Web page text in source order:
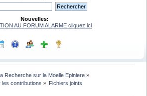
Nouvelles:
AU FORUM ALARME cliquez ici
Recherche sur la Moelle Epiniere »
les contributions » Fichiers joints